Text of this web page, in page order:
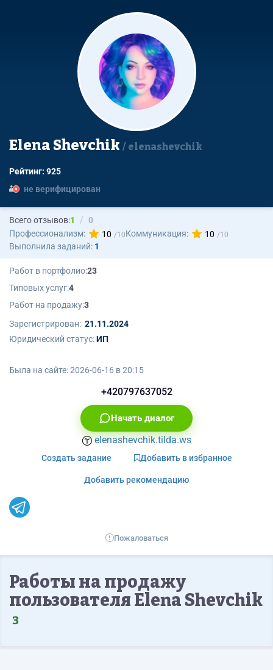
Elena Shevchik elenashevchik
Рейтинг: 925
не верифицирован
Всего отзывов:1
0
Профессионализм:
10 Коммуникация:
10
Выполнила заданий: 1
Работ в портфолио:23
Типовых услуг:4
Работ на продажу:3
Зарегистрирован: 21.11.2024
Юридический статус:ИП
Была на сайте:2026-06-16 в 20:15
+420797637052
Начать диалог
elenashevchik.tilda.ws
Создать задание Добавить в избранное
Добавить рекомендацию
Пожаловаться
Работы на продажу
пользователя Elena Shevchik
3